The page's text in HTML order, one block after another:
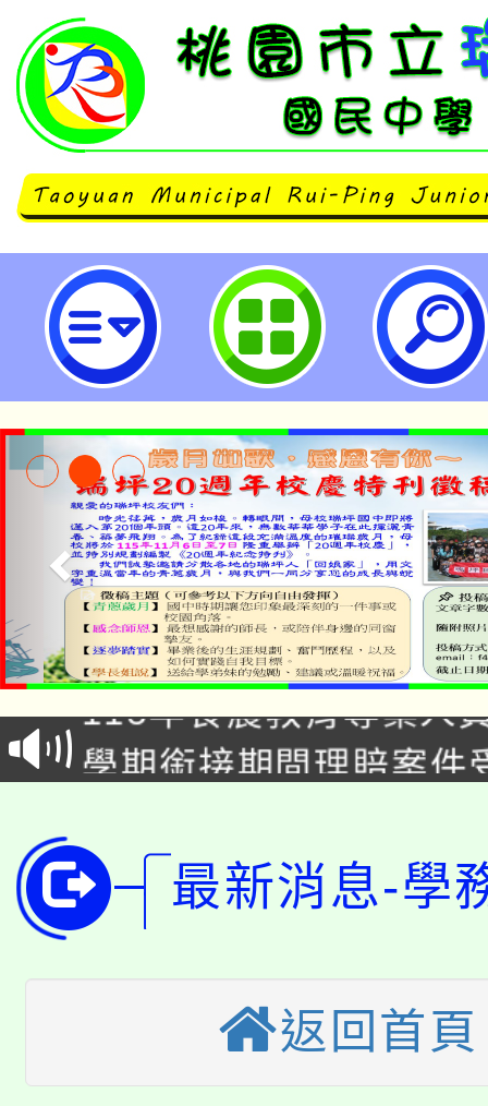
函轉財團法人靖娟兒童安全文教基
服務中心辦理114年度「未成年無
課程」-桃園市立瑞坪國民中學
淨零綠生活教案入校路
會
115年食農教育專業人
程
學期銜接期間理賠案件
版
公告本校115學年度第
代理(課)教師甄選結果(
「2026金融保險知識
車」活動
桃園市115學年度學生
生本土語及新住民語歌
公告本校115學年度第
代理(課)教師甄選結果(
公告本校115學年度第
最新消息-學
返回首頁